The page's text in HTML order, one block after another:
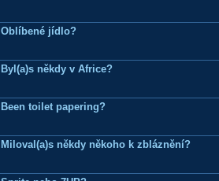
Oblíbené jídlo?
Byl(a)s někdy v Africe?
Been toilet papering?
Miloval(a)s někdy někoho k zbláznění?